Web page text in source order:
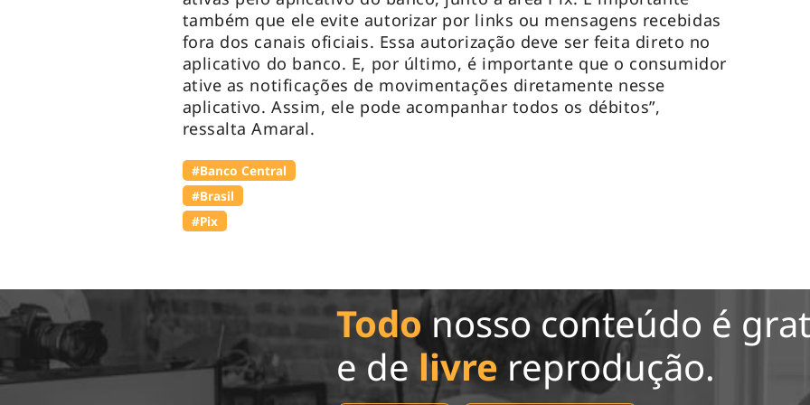
também que ele evite autorizar por links ou mensagens recebidas
fora dos canais oficiais. Essa autorização deve ser feita direto no
aplicativo do banco. E, por último, é importante que o consumidor
ative as notificações de movimentações diretamente nesse
aplicativo. Assim, ele pode acompanhar todos os débitos”,
ressalta Amaral.
#Banco Central
#Brasil
#Pix
Todonosso conteúdo é
e de livre reprodução.